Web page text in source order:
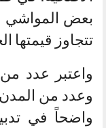
بعض المواشي
تتجاوز قيمتها
واعتبر عدد
وعدد من المدن
واضحاً في